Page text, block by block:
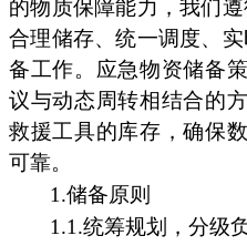
的物质保障能力，我们
合理储存、统一调度、
备工作。应急物资储备
议与动态周转相结合的
救援工具的库存，确保
可靠。
1.储备原则
1.1.统筹规划，分级